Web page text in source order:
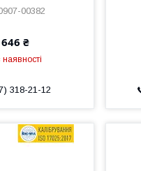
00382
₴
318-21-12